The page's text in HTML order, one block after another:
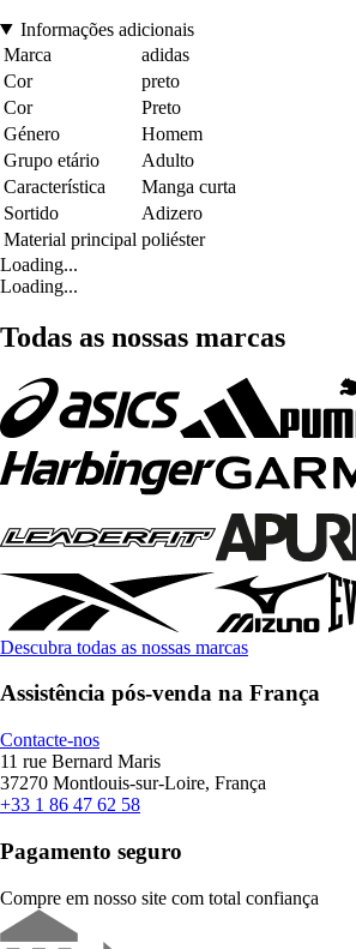
Informações adicionais
Marca
adidas
Cor
preto
Cor
Preto
Género
Homem
Grupo etário
Adulto
Característica
Manga curta
Sortido
Adizero
Material principal poliéster
Loading...
Loading...
Todas as nossas marcas
Descubra todas as nossas marcas
Assistência pós-venda na França
Contacte-nos
11 rue Bernard Maris
37270 Montlouis-sur-Loire, França
+33 1 86 47 62 58
Pagamento seguro
Compre em nosso site com total confiança